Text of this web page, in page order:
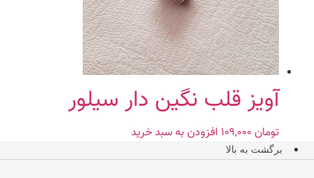
آویز قلب نگین دار سیلور
تومان افزودن به سبد خرید
برگشت به بالا